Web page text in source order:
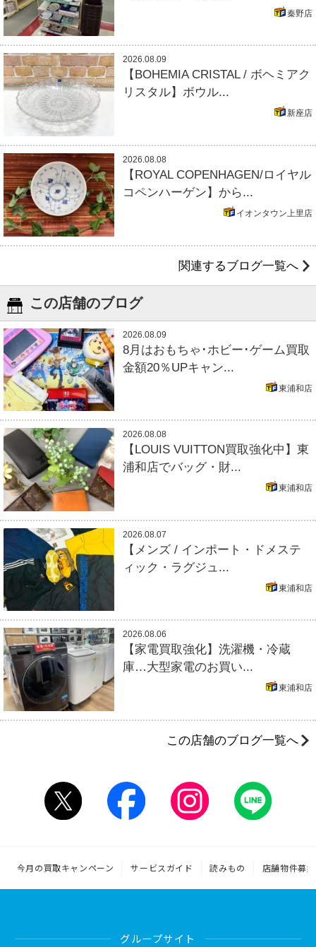
秦野店
2026.08.09
【BOHEMIA CRISTAL / ボヘミアク
リスタル】ボウル...
新座店
2026.08.08
【ROYAL COPENHAGEN/ロイヤル
コペンハーゲン】から...
イオンタウン上里店
関連するブログ一覧へ
この店舗のブログ
2026.08.09
8月はおもちゃ･ホビー･ゲーム買取
金額20％UPキャン...
東浦和店
2026.08.08
【LOUIS VUITTON買取強化中】東
浦和店でバッグ・財...
東浦和店
2026.08.07
【メンズ / インポート・ドメステ
ィック・ラグジュ...
東浦和店
2026.08.06
【家電買取強化】洗濯機・冷蔵
庫…大型家電のお買い...
東浦和店
この店舗のブログ一覧へ
今月の買取キャンペーン サービスガイド 読みもの 店舗物件募集
グループサイト